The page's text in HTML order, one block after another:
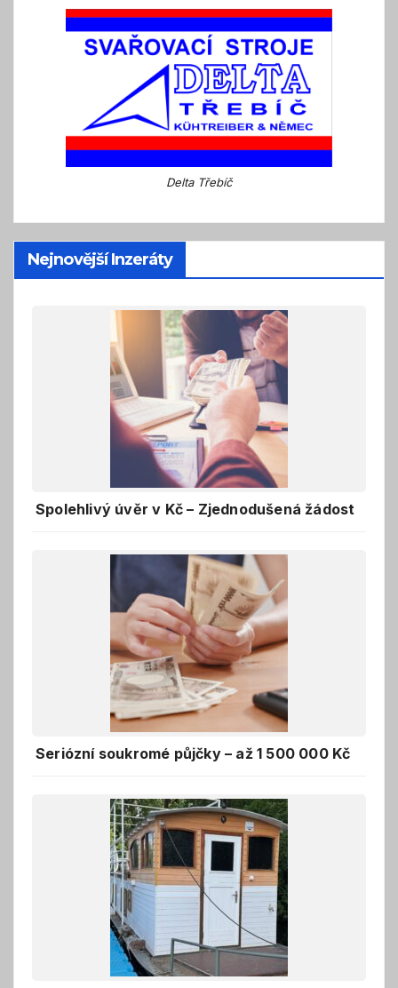
Delta Třebíč
Nejnovější Inzeráty
Spolehlivý úvěr v Kč – Zjednodušená žádost
Seriózní soukromé půjčky – až 1 500 000 Kč